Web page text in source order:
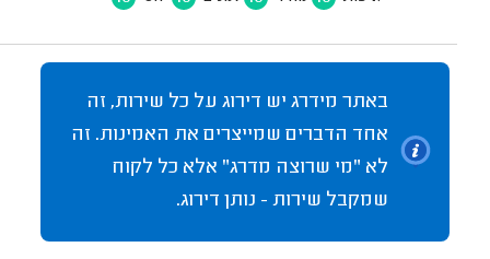
באתר מידרג יש דירוג על כל שירות, זה
אחד הדברים שמייצרים את האמינות. זה
לא "מי שרוצה מדרג" אלא כל לקוח
שמקבל שירות - נותן דירוג.